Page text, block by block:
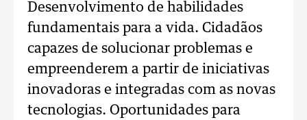
Desenvolvimento de habilidades
fundamentais para a vida. Cidadãos
capazes de solucionar problemas e
empreenderem a partir de iniciativas
inovadoras e integradas com as novas
tecnologias. Oportunidades para